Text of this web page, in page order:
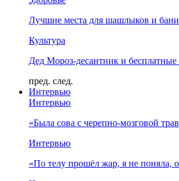
Лучшие места для шашлыков и
Культура
Дед Мороз-десантник и
пред. след.
Интервью
Интервью
«Была сова с черепно-мозговой
Интервью
«По телу прошёл жар, я не поняла,